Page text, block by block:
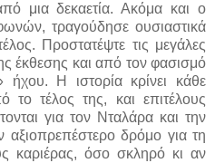
μια δεκαετία. Ακόμα και ο
τραγούδησε ουσιαστικά
Προστατέψτε τις μεγάλες
έκθεσης και από τον φασισμό
Η ιστορία κρίνει κάθε
το τέλος της, και επιτέλους
για τον Νταλάρα και την
αξιοπρεπέστερο δρόμο για τη
καριέρας, όσο σκληρό κι αν